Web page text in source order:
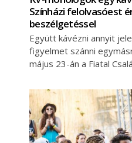
Színházi felolvasóest
beszélgetéssel
Együtt kávézni annyit
figyelmet szánni
május 23-án a Fiatal